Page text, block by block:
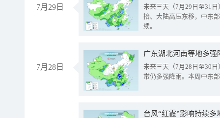
7月29日
未来三天（7月29日至31
抬、大陆高压东移，中东
续。
7月28日
广东湖北河南等地多
未来三天（7月28日至30
带仍多强降雨。本周中东
台风“红霞”影响持续